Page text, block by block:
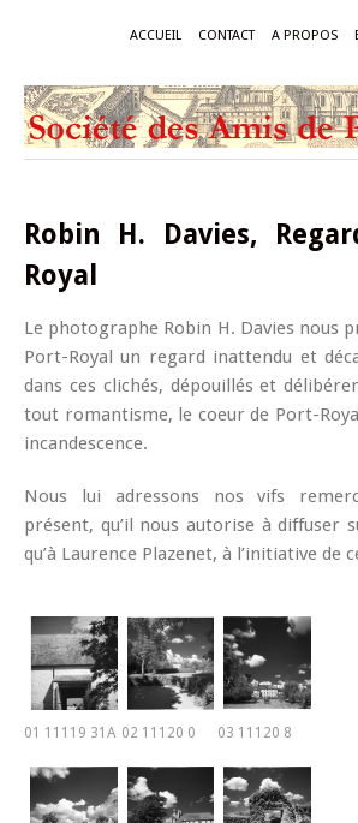
ACCUEIL CONTACT A PROPOS
Robin H. Davies,
Royal
Le photographe Robin H. Davies nous
Port-Royal un regard inattendu et
dans ces clichés, dépouillés et
tout romantisme, le coeur de Port-
incandescence.
Nous lui adressons nos vifs
présent, qu’il nous autorise à diffuser
qu’à Laurence Plazenet, à l’initiative de
01 11119 31A 02 11120 0 03 11120 8